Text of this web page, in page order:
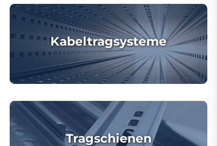
Kabeltragsysteme
Tragschienen